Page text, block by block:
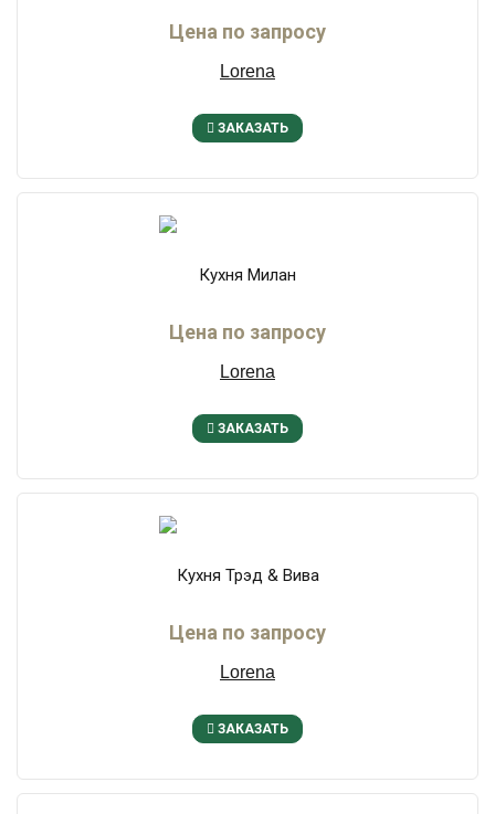
Цена по запросу
Lorena
ЗАКАЗАТЬ
Кухня Милан
Цена по запросу
Lorena
ЗАКАЗАТЬ
Кухня Трэд & Вива
Цена по запросу
Lorena
ЗАКАЗАТЬ